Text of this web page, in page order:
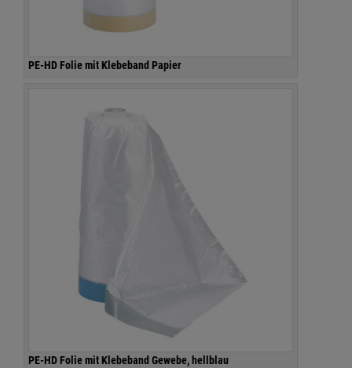
PE-HD Folie mit Klebeband Papier
PE-HD Folie mit Klebeband Gewebe, hellblau